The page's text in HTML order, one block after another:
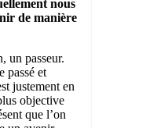
nous
de manière
un passeur.
passé et
justement en
objective
que l’on